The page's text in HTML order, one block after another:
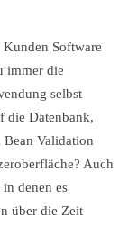
Software
immer die
selbst
die Datenbank,
Validation
Auch
denen es
über die Zeit